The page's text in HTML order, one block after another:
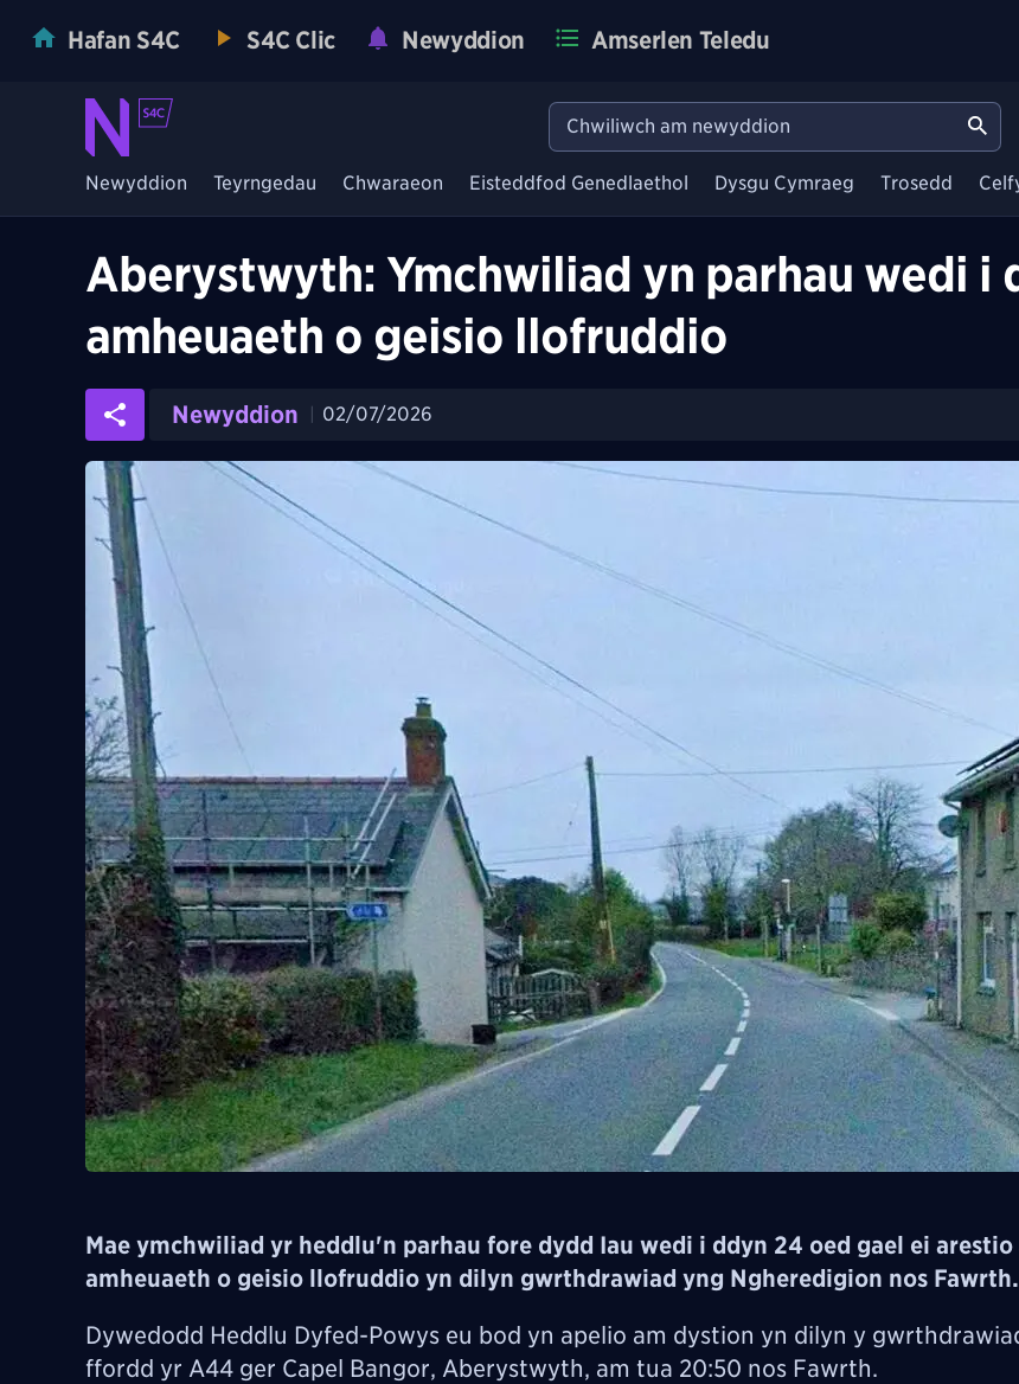
Hafan S4C S4C Clic Newyddion Amserlen Teledu
Newyddion Teyrngedau Chwaraeon Eisteddfod Genedlaethol Dysgu Cymraeg Trosedd
Aberystwyth: Ymchwiliad yn parhau wedi i
amheuaeth o geisio llofruddio
Newyddion 02/07/2026
Mae ymchwiliad yr heddlu'n parhau fore dydd Iau wedi i ddyn 24 oed gael ei arestio
amheuaeth o geisio llofruddio yn dilyn gwrthdrawiad yng Ngheredigion nos Fawrth.
Dywedodd Heddlu Dyfed-Powys eu bod yn apelio am dystion yn dilyn y
ffordd yr A44 ger Capel Bangor, Aberystwyth, am tua 20:50 nos Fawrth.